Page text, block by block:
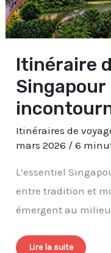
Itinéraire
Singapour
Itinéraires de
mars 2026 /6
L’essentiel
entre tradition et
émergent au milieu
Lire la suite